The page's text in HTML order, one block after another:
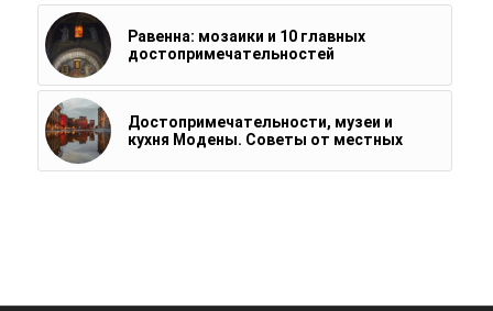
Равенна: мозаики и 10 главных
достопримечательностей
Достопримечательности, музеи и
кухня Модены. Советы от местных